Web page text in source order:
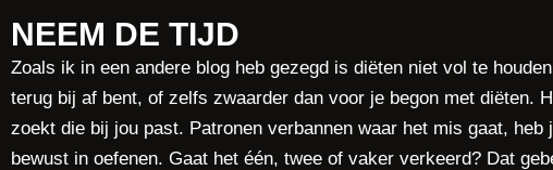
NEEM DE TIJD
Zoals ik in een andere blog heb gezegd is diëten niet vol te
terug bij af bent, of zelfs zwaarder dan voor je begon met diëten.
zoekt die bij jou past. Patronen verbannen waar het mis gaat,
bewust in oefenen. Gaat het één, twee of vaker verkeerd? Dat